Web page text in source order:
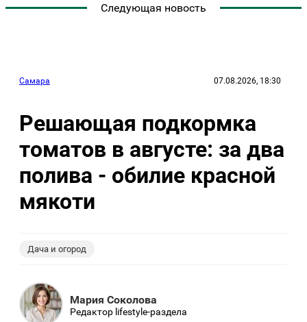
Следующая новость
Самара 07.08.2026, 18:30
Решающая подкормка
томатов в августе: за два
полива - обилие красной
мякоти
Дача и огород
Мария Соколова
Редактор lifestyle-раздела